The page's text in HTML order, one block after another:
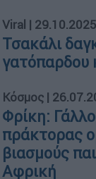
Viral |
Τσακάλι
γατόπαρδου
Κόσμος |
Φρίκη:
πράκτορας
βιασμούς
Αφρική